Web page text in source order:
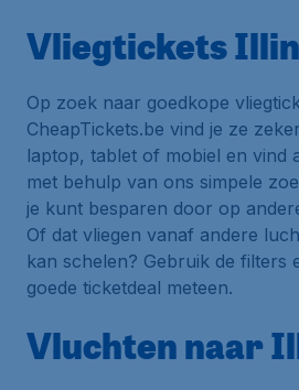
Vliegtickets
Op zoek naar goedkope
CheapTickets.be vind je ze
laptop, tablet of mobiel en vind
met behulp van ons simpele
je kunt besparen door op
Of dat vliegen vanaf andere
kan schelen? Gebruik de filters
goede ticketdeal meteen.
Vluchten naar